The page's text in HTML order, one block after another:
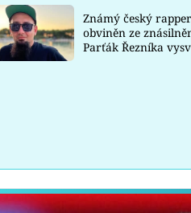
Známý český rapper
obviněn ze
Parťák Řezníka